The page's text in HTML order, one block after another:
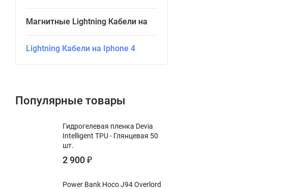
Магнитные Lightning Кабели на
Lightning Кабели на Iphone 4
Популярные товары
Гидрогелевая пленка Devia
Intelligent TPU - Глянцевая 50
шт.
2 900₽
Power Bank Hoco J94 Overlord